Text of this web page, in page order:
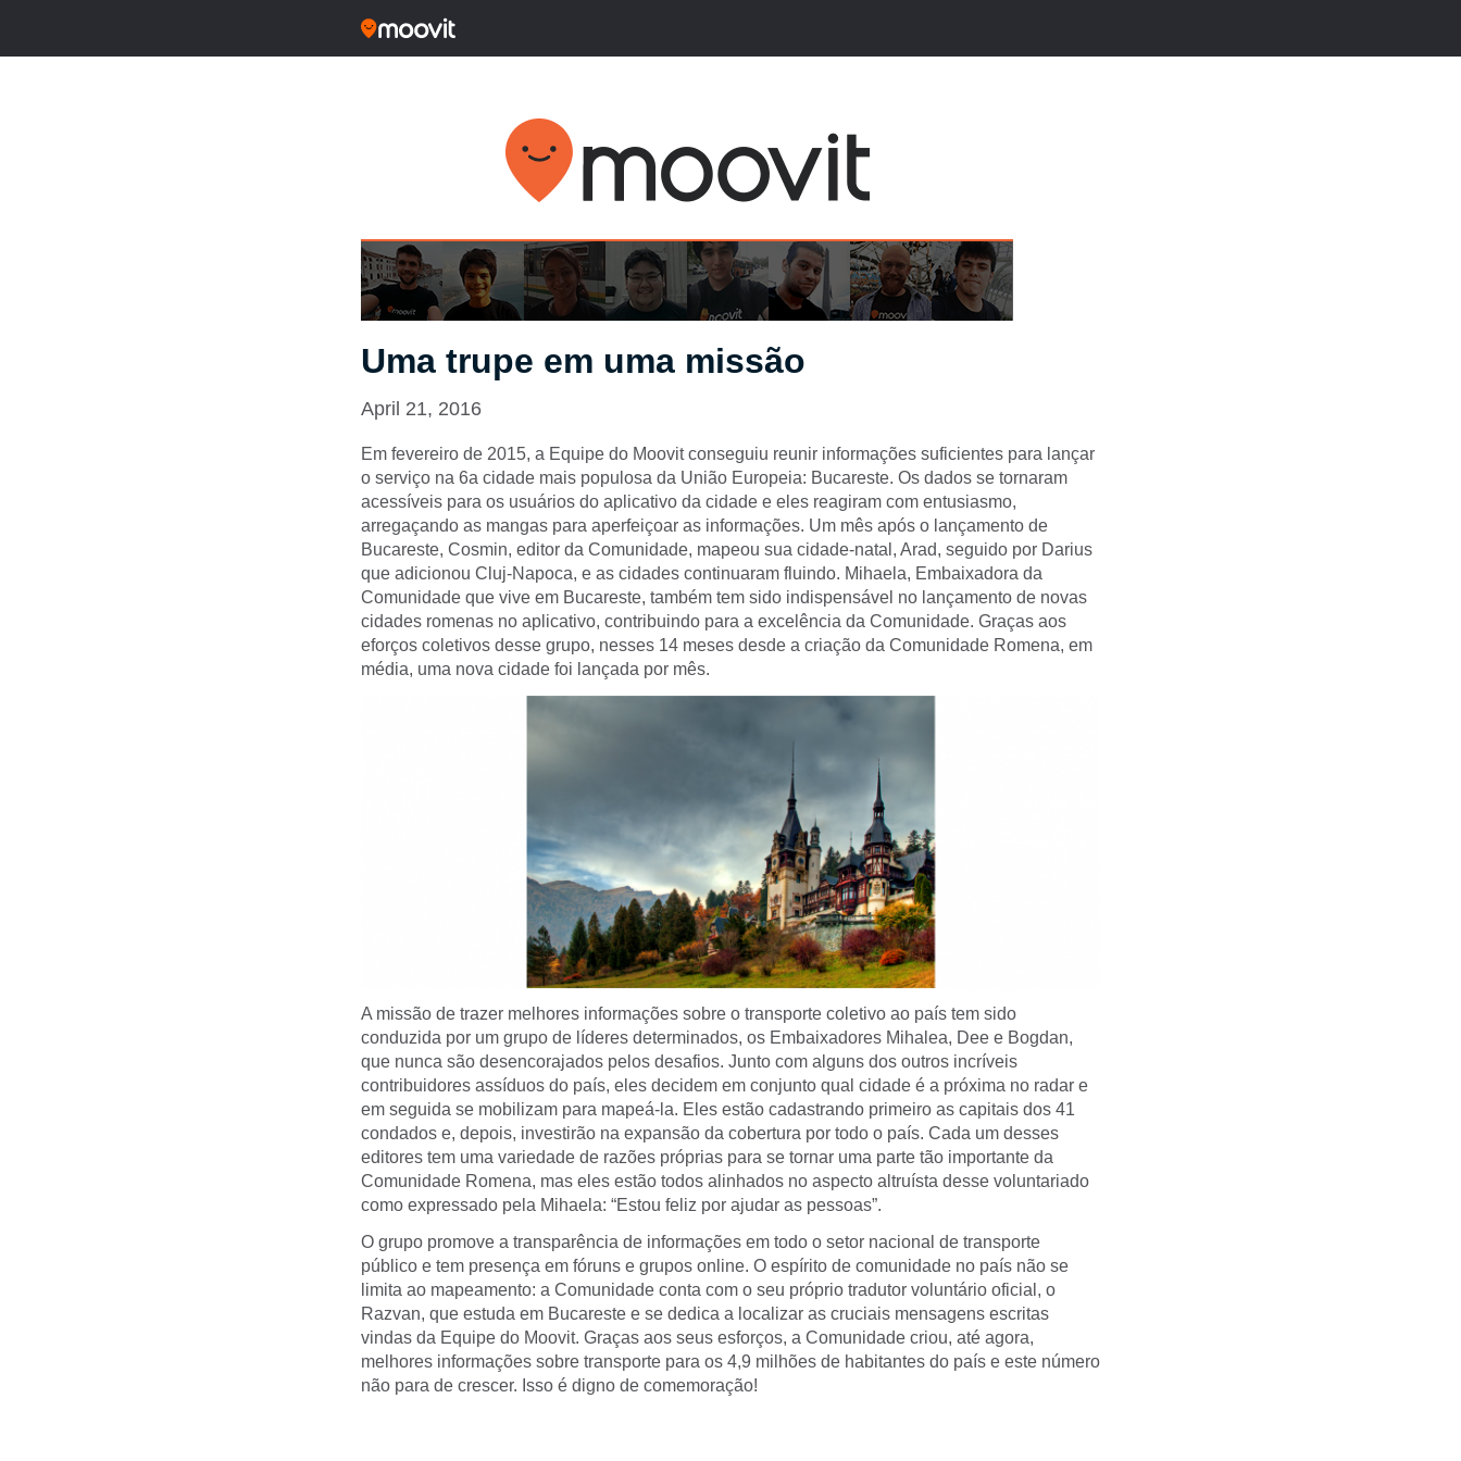
Uma trupe em uma missão
April 21, 2016
Em fevereiro de 2015, a Equipe do Moovit conseguiu reunir informações suficientes para lançar
o serviço na 6a cidade mais populosa da União Europeia: Bucareste. Os dados se tornaram
acessíveis para os usuários do aplicativo da cidade e eles reagiram com entusiasmo,
arregaçando as mangas para aperfeiçoar as informações. Um mês após o lançamento de
Bucareste, Cosmin, editor da Comunidade, mapeou sua cidade-natal, Arad, seguido por Darius
que adicionou Cluj-Napoca, e as cidades continuaram fluindo. Mihaela, Embaixadora da
Comunidade que vive em Bucareste, também tem sido indispensável no lançamento de novas
cidades romenas no aplicativo, contribuindo para a excelência da Comunidade. Graças aos
eforços coletivos desse grupo, nesses 14 meses desde a criação da Comunidade Romena, em
média, uma nova cidade foi lançada por mês.
A missão de trazer melhores informações sobre o transporte coletivo ao país tem sido
conduzida por um grupo de líderes determinados, os Embaixadores Mihalea, Dee e Bogdan,
que nunca são desencorajados pelos desafios. Junto com alguns dos outros incríveis
contribuidores assíduos do país, eles decidem em conjunto qual cidade é a próxima no radar e
em seguida se mobilizam para mapeá-la. Eles estão cadastrando primeiro as capitais dos 41
condados e, depois, investirão na expansão da cobertura por todo o país. Cada um desses
editores tem uma variedade de razões próprias para se tornar uma parte tão importante da
Comunidade Romena, mas eles estão todos alinhados no aspecto altruísta desse voluntariado
como expressado pela Mihaela: “Estou feliz por ajudar as pessoas”.
O grupo promove a transparência de informações em todo o setor nacional de transporte
público e tem presença em fóruns e grupos online. O espírito de comunidade no país não se
limita ao mapeamento: a Comunidade conta com o seu próprio tradutor voluntário oficial, o
Razvan, que estuda em Bucareste e se dedica a localizar as cruciais mensagens escritas
vindas da Equipe do Moovit. Graças aos seus esforços, a Comunidade criou, até agora,
melhores informações sobre transporte para os 4,9 milhões de habitantes do país e este número
não para de crescer. Isso é digno de comemoração!